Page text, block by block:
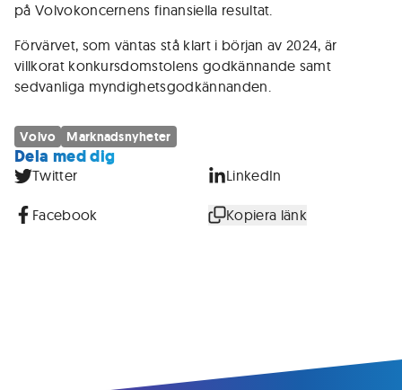
på Volvokoncernens finansiella resultat.
Förvärvet, som väntas stå klart i början av 2024, är
villkorat konkursdomstolens godkännande samt
sedvanliga myndighetsgodkännanden.
Volvo Marknadsnyheter
Dela med dig
Twitter LinkedIn
Facebook Kopiera länk